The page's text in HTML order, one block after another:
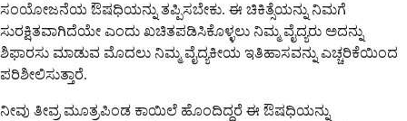
ಸಂಯೋಜನೆಯ ಔಷಧಿಯನ್ನು ತಪ್ಪಿಸಬೇಕು. ಈ ಚಿಕಿತ್ಸೆಯನ್ನು ನಿಮಗೆ
ಸುರಕ್ಷಿತವಾಗಿದೆಯೇ ಎಂದು ಖಚಿತಪಡಿಸಿಕೊಳ್ಳಲು ನಿಮ್ಮ ವೈದ್ಯರು ಅದನ್ನು
ಶಿಫಾರಸು ಮಾಡುವ ಮೊದಲು ನಿಮ್ಮ ವೈದ್ಯಕೀಯ ಇತಿಹಾಸವನ್ನು ಎಚ್ಚರಿಕೆಯಿಂದ
ಪರಿಶೀಲಿಸುತ್ತಾರೆ.
ನೀವು ತೀವ್ರ ಮೂತ್ರಪಿಂಡ ಕಾಯಿಲೆ ಹೊಂದಿದ್ದರೆ ಈ ಔಷಧಿಯನ್ನು